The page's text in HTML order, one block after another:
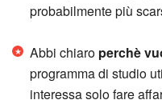
probabilmente più
Abbi chiaro perchè
programma di studio
interessa solo fare